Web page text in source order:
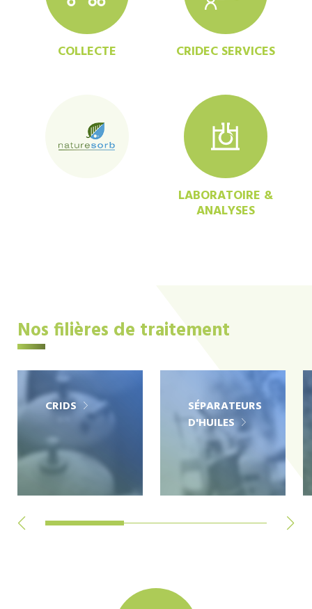
COLLECTE CRIDEC SERVICES
LABORATOIRE &
ANALYSES
Nos filières de traitement
CRIDS
SÉPARATEURS
D'HUILES